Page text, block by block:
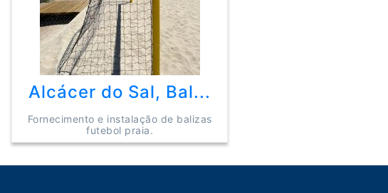
Alcácer do Sal, Bal...
Fornecimento e instalação de balizas
futebol praia.